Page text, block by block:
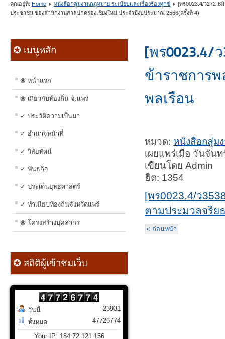
คุณอยู่ที่: Home หนังสือกลุ่มงานกฎหมาย ระเบียบและเรื่องร้องทุกข์
[พร0023.4/ว272-8
ประชาชน ของสำนักงานสาลปกครองเชียงใหม่ ประจำปีงบประมาณ 2566(ครั้งที่ 4)
✪ เมนูหลัก
❀ หน้าแรก
❀ เกี่ยวกับท้องถิ่น จ.แพร่
✓ ประวัติความเป็นมา
✓ อำนาจหน้าที่
✓ วิสัยทัศน์
✓ พันธกิจ
✓ ประเด็นยุทธศาสตร์
✓ ทำเนียบท้องถิ่นจังหวัดแพร่
❀ โครงสร้างบุคลากร
✪ สถิติผู้เข้าชมเว็บ
วันนี้
ทั้งหมด
23931
47726774
Your IP: 184.72.121.156
[พร0023.4/
ข้าราชการ
พลเรือน
หมวด: หนังสือกลุ่ม
เผยแพร่เมื่อ วันจัน
เขียนโดย Admin
ฮิต: 1354
[พร0023.4/ว
ตามประมวลจริย
< ก่อนหน้า